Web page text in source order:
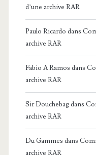
d’une archive RAR
Paulo Ricardo dans
archive RAR
Fabio A Ramos dans
archive RAR
Sir Douchebagdans
archive RAR
Du Gammes dans
archive RAR